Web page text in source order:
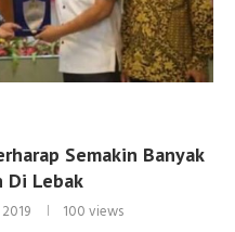
Semakin Banyak
Di Lebak
100views